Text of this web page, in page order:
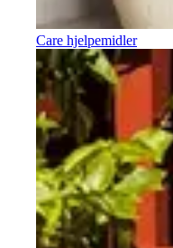
Care hjelpemidler